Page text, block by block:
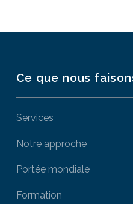
Ce que nous
Services
Notre approche
Portée mondiale
Formation